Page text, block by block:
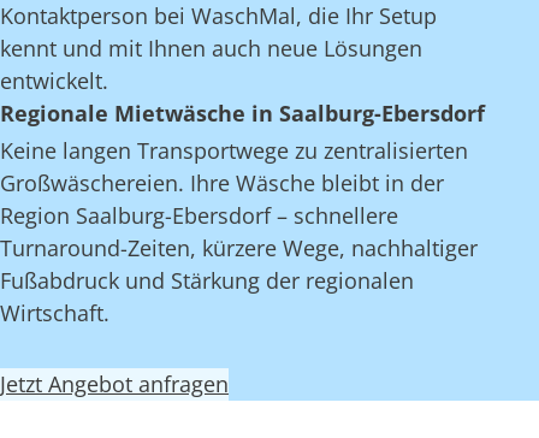
Kontaktperson bei WaschMal, die Ihr Setup
kennt und mit Ihnen auch neue Lösungen
entwickelt.
Regionale Mietwäsche in Saalburg-Ebersdorf
Keine langen Transportwege zu zentralisierten
Großwäschereien. Ihre Wäsche bleibt in der
Region Saalburg-Ebersdorf – schnellere
Turnaround-Zeiten, kürzere Wege, nachhaltiger
Fußabdruck und Stärkung der regionalen
Wirtschaft.
Jetzt Angebot anfragen